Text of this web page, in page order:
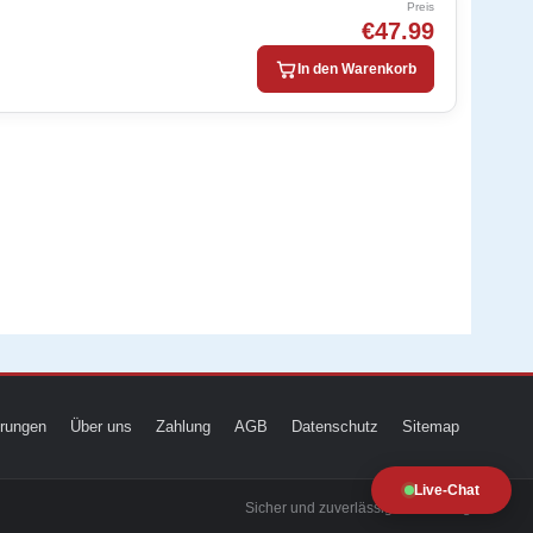
Live-Chat
Preis
€47.99
In den Warenkorb
Über uns Zahlung AGB Datenschutz Sitemap
Sicher und zuverlässig zur Prüfung